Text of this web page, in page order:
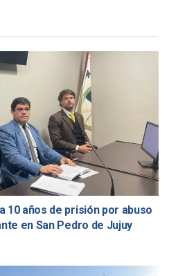
10 años de prisión por abuso
en San Pedro de Jujuy